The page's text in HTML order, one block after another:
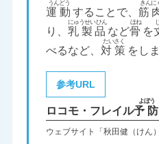
運動 することで、 筋
り、乳製品 など骨 を
べるなど、 対策 をし
参考URL
ロコモ・フレイル予防
ウェブサイト「秋田健（けん）